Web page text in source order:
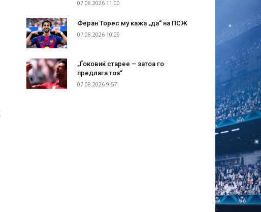
07.08.2026 11:00
Феран Торес му кажа „да“ на ПСЖ
07.08.2026 10:29
„Ѓоковиќ старее – затоа го
предлага тоа“
07.08.2026 9:57